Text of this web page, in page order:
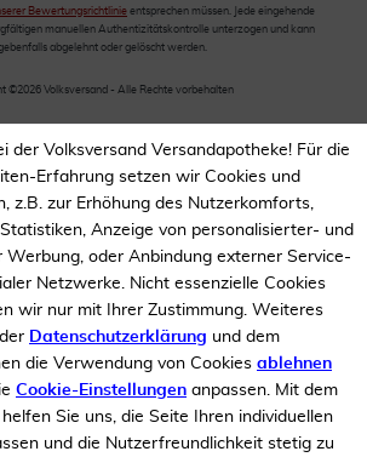
Bewertungsrichtlinie entsprechen müssen. Jede eingehende
manuellen Authentizitätskontrolle unterzogen und kann
abgelehnt oder gelöscht werden.
©2026 Volksversand - Alle Rechte vorbehalten
der Volksversand Versandapotheke! Für die
Erfahrung setzen wir Cookies und
z.B. zur Erhöhung des Nutzerkomforts,
Anzeige von personalisierter- und
oder Anbindung externer Service-
Netzwerke. Nicht essenzielle Cookies
wir nur mit Ihrer Zustimmung. Weiteres
Datenschutzerklärung und dem
die Verwendung von Cookies ablehnen
Cookie-Einstellungen anpassen. Mit dem
helfen Sie uns, die Seite Ihren individuellen
und die Nutzerfreundlichkeit stetig zu